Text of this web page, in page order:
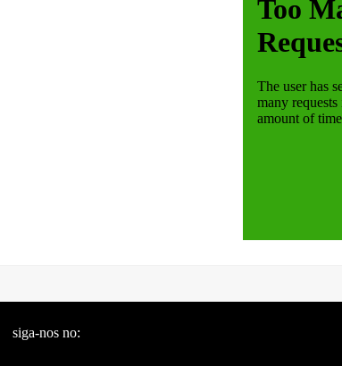
siga-nos no: